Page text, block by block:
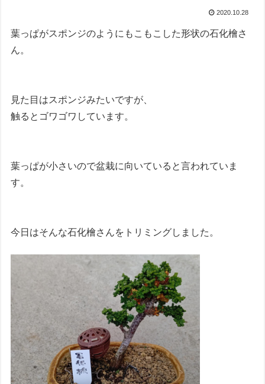
2020.10.28
葉っぱがスポンジのようにもこもこした形状の石化檜さ
ん。
見た目はスポンジみたいですが、
触るとゴワゴワしています。
葉っぱが小さいので盆栽に向いていると言われていま
す。
今日はそんな石化檜さんをトリミングしました。